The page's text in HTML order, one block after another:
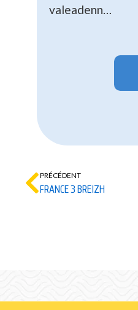
valeadenn…
PRÉCÉDENT
FRANCE 3 BREIZH